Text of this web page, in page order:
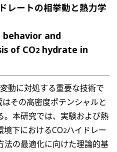
レートの相挙動と熱力学
behavior and
of CO2 hydrate in
動に対処する重要な技術で
その高密度ポテンシャルと
。本研究では、実験および熱
境下におけるCO2ハイドレー
法の最適化に向けた理論的基